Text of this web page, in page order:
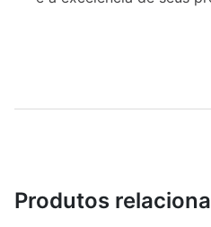
Produtos